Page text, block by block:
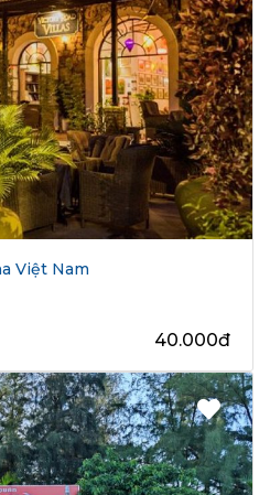
Việt Nam
40.000đ